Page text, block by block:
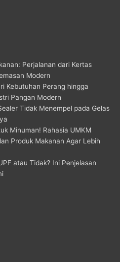
Perjalanan dari Kertas
Modern
Kebutuhan Perang hingga
Pangan Modern
Tidak Menempel pada Gelas
Minuman! Rahasia UMKM
Produk Makanan Agar Lebih
atau Tidak? Ini Penjelasan